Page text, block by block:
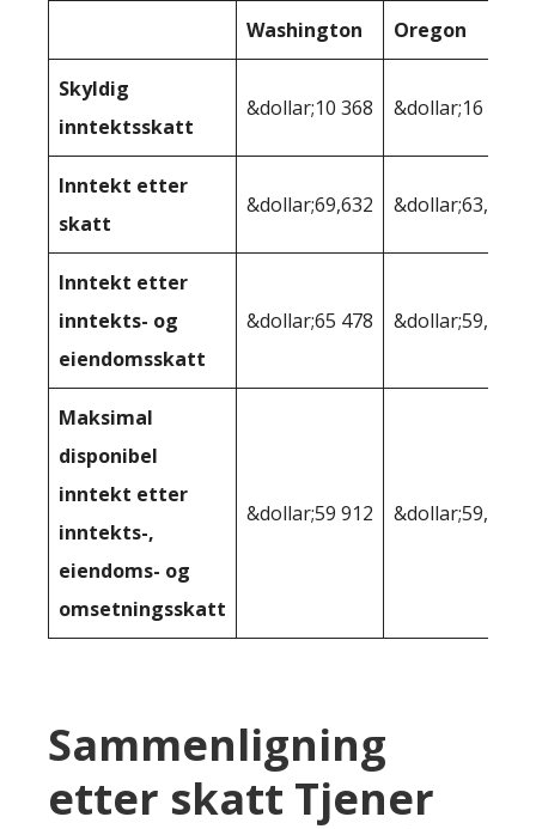
Washington Oregon
Skyldig
inntektsskatt
&dollar;10 368 &dollar;16 880
Inntekt etter
skatt
&dollar;69,632 &dollar;63,120
Inntekt etter
inntekts- og
eiendomsskatt
&dollar;65 478 &dollar;59,168
Maksimal
disponibel
inntekt etter
inntekts-,
eiendoms- og
omsetningsskatt
&dollar;59 912 &dollar;59,168
Sammenligning
etter skatt Tjener